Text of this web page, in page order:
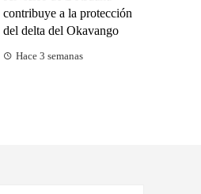
contribuye a la protección
del delta del Okavango
Hace 3 semanas